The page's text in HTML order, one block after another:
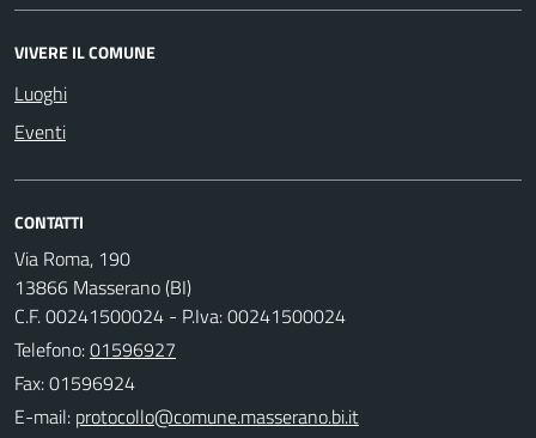
VIVERE IL COMUNE
Luoghi
Eventi
CONTATTI
Via Roma, 190
13866 Masserano (BI)
C.F. 00241500024 - P.Iva: 00241500024
Telefono:01596927
Fax: 01596924
E-mail: